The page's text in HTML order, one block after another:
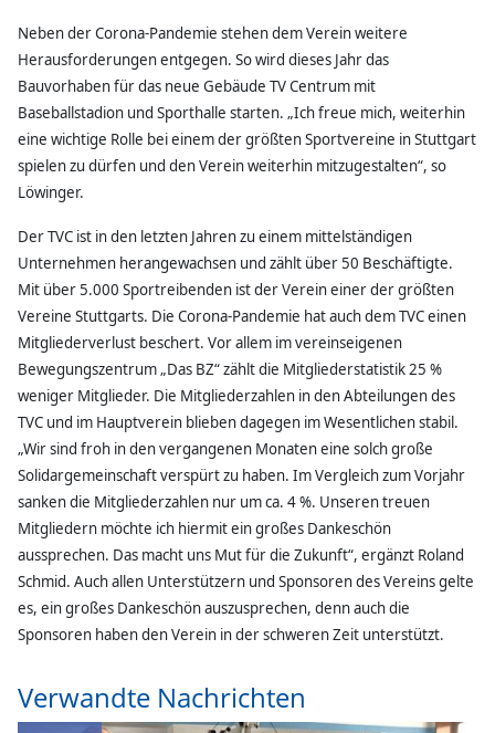
Neben der Corona-Pandemie stehen dem Verein weitere
Herausforderungen entgegen. So wird dieses Jahr das
Bauvorhaben für das neue Gebäude TV Centrum mit
Baseballstadion und Sporthalle starten. „Ich freue mich, weiterhin
eine wichtige Rolle bei einem der größten Sportvereine in Stuttgart
spielen zu dürfen und den Verein weiterhin mitzugestalten“, so
Löwinger.
Der TVC ist in den letzten Jahren zu einem mittelständigen
Unternehmen herangewachsen und zählt über 50 Beschäftigte.
Mit über 5.000 Sportreibenden ist der Verein einer der größten
Vereine Stuttgarts. Die Corona-Pandemie hat auch dem TVC einen
Mitgliederverlust beschert. Vor allem im vereinseigenen
Bewegungszentrum „Das BZ“ zählt die Mitgliederstatistik 25 %
weniger Mitglieder. Die Mitgliederzahlen in den Abteilungen des
TVC und im Hauptverein blieben dagegen im Wesentlichen stabil.
„Wir sind froh in den vergangenen Monaten eine solch große
Solidargemeinschaft verspürt zu haben. Im Vergleich zum Vorjahr
sanken die Mitgliederzahlen nur um ca. 4 %. Unseren treuen
Mitgliedern möchte ich hiermit ein großes Dankeschön
aussprechen. Das macht uns Mut für die Zukunft“, ergänzt Roland
Schmid. Auch allen Unterstützern und Sponsoren des Vereins gelte
es, ein großes Dankeschön auszusprechen, denn auch die
Sponsoren haben den Verein in der schweren Zeit unterstützt.
Verwandte Nachrichten